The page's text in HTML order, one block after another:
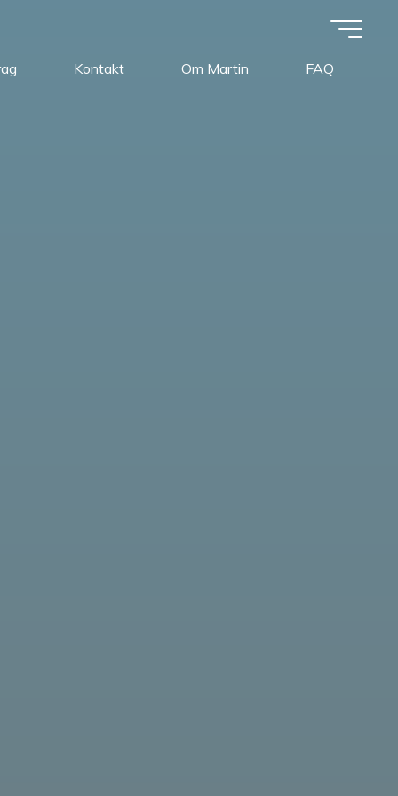
Kontakt Om Martin FAQ